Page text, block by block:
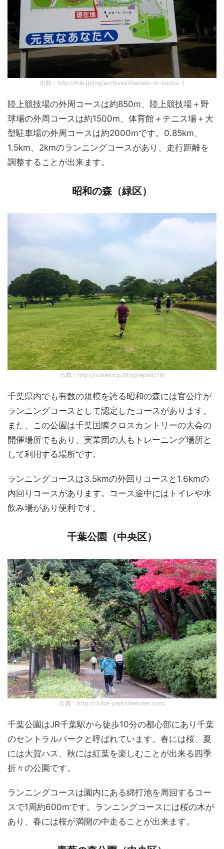
出典：http://thik.jp/jog/archives/manabi-to-tsudoi-1
陸上競技場の外周コースは約850m、陸上競技場＋野
球場の外周コースは約1500m、体育館＋テニス場＋大
型駐車場の外周コースは約2000mです。0.85km、
1.5km、2kmのランニングコースがあり、走行距離を
調整することが出来ます。
昭和の森（緑区）
出典：http://outland.jp/blog/report/29/
千葉県内でも有数の規模を誇る昭和の森には官公庁が
ランニングコースとして認定したコースがあります。
また、この公園は千葉国際クロスカントリーの大会の
開催場所でもあり、実業団の人もトレーニング場所と
して利用する場所です。
ランニングコースは3.5kmの外回りコースと1.6kmの
内回りコースがあります。コース途中にはトイレや水
飲み場があり便利です。
千葉公園（中央区）
出典：http://chiba-parksidehotel.com/
千葉公園はJR千葉駅から徒歩10分の都心部にあり千葉
のセントラルパークと呼ばれています。春には桜、夏
には大賀ハス、秋には紅葉を楽しむことが出来る四季
折々の公園です。
ランニングコースは園内にある綿打池を周回するコー
スで1周約600mです。ランニングコースには桜の木が
あり、春には桜が満開の中走ることが出来ます。